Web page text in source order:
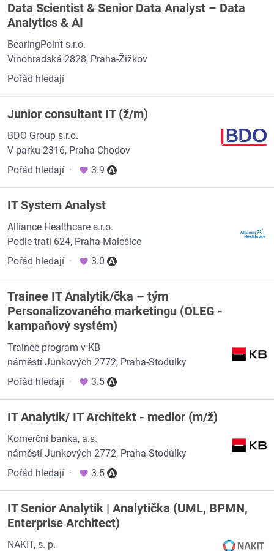
Data Scientist & Senior Data Analyst – Data
Analytics & AI
BearingPoint s.r.o.
Vinohradská 2828, Praha-Žižkov
Pořád hledají
Junior consultant IT (ž/m)
BDO Group s.r.o.
V parku 2316, Praha-Chodov
Pořád hledají · 3.9
IT System Analyst
Alliance Healthcare s.r.o.
Podle trati 624, Praha-Malešice
Pořád hledají · 3.0
Trainee IT Analytik/čka – tým
Personalizovaného marketingu (OLEG -
kampaňový systém)
Trainee program v KB
náměstí Junkových 2772, Praha-Stodůlky
Pořád hledají · 3.5
IT Analytik/ IT Architekt - medior (m/ž)
Komerční banka, a.s.
náměstí Junkových 2772, Praha-Stodůlky
Pořád hledají · 3.5
IT Senior Analytik | Analytička (UML, BPMN,
Enterprise Architect)
NAKIT, s. p.